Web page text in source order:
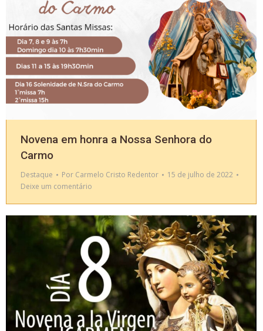
Novena em honra a Nossa Senhora do
Carmo
Destaque Por Carmelo Cristo Redentor
15 de julho de 2022
Deixe um comentário